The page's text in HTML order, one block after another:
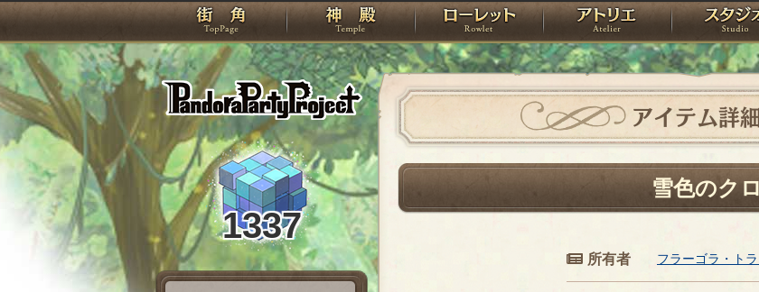
PandoraPartyProject
TOP 神殿 ローレット アトリエ
1337
アイテム詳
雪色のク
所有者 フラーゴラ・ト